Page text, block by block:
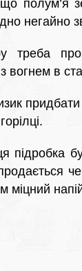
полум’я
негайно
треба
вогнем в
придбати
підробка
міцний